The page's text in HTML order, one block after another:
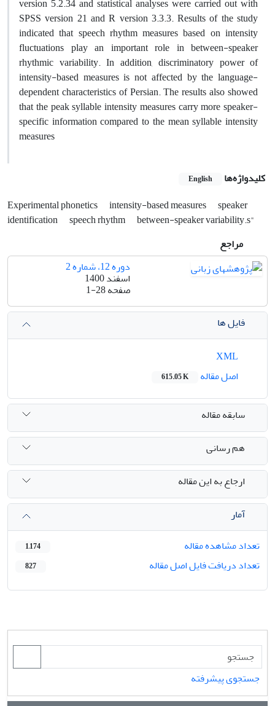
SPSS version 21 and R version 3.3.3. Results of the study
indicated that speech rhythm measures based on intensity
fluctuations play an important role in between-speaker
rhythmic variability. In addition, discriminatory power of
intensity-based measures is not affected by the language-
dependent characteristics of Persian. The results also showed
that the peak syllable intensity measures carry more speaker-
specific information compared to the mean syllable intensity
measures
کلیدواژه‌ها English
Experimental phonetics intensity-based measures
speaker
identification
speech rhythm
between-speaker variability.s"
مراجع
دوره 12، شماره 2
اسفند 1400
صفحه1-28
فایل ها
اصل مقاله
615.05 K
سابقه مقاله
هم رسانی
ارجاع به این مقاله
آمار
تعداد مشاهده مقاله
1,174
تعداد دریافت فایل اصل مقاله 827
جستجوی پیشرفته